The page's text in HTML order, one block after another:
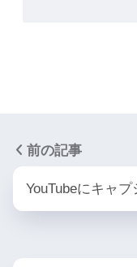
前の記事
YouTubeにキャ